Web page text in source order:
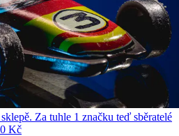
Za tuhle 1 značku teď sběratelé
Kč